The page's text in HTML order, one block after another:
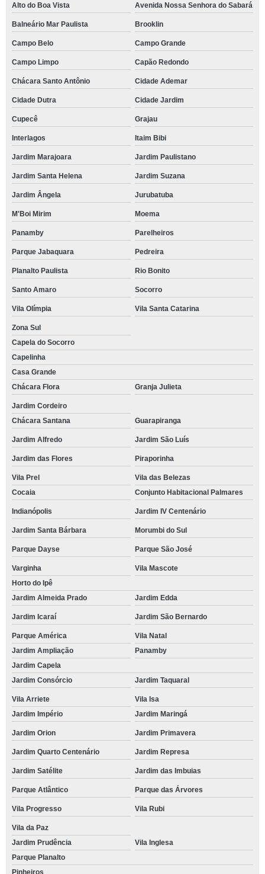
Alto do Boa Vista
Avenida Nossa Senhora do Sabará
Balneário Mar Paulista Brooklin
Campo Belo Campo Grande
Campo Limpo Capão Redondo
Chácara Santo Antônio Cidade Ademar
Cidade Dutra Cidade Jardim
Cupecê Grajau
Interlagos Itaim Bibi
Jardim Marajoara Jardim Paulistano
Jardim Santa Helena Jardim Suzana
Jardim Ângela Jurubatuba
M'Boi Mirim Moema
Panamby Parelheiros
Parque Jabaquara Pedreira
Planalto Paulista Rio Bonito
Santo Amaro Socorro
Vila Olímpia Vila Santa Catarina
Zona Sul
Capela do Socorro
Capelinha
Casa Grande
Chácara Flora
Granja Julieta
Jardim Cordeiro
Chácara Santana
Guarapiranga
Jardim Alfredo Jardim São Luís
Jardim das Flores Piraporinha
Vila Prel
Vila das Belezas
Cocaia
Conjunto Habitacional Palmares
Indianópolis Jardim IV Centenário
Jardim Santa Bárbara Morumbi do Sul
Parque Dayse Parque São José
Varginha
Vila Mascote
Horto do Ipê
Jardim Almeida Prado
Jardim Edda
Jardim Icaraí Jardim São Bernardo
Parque América
Vila Natal
Jardim Ampliação
Panamby
Jardim Capela
Jardim Consórcio
Jardim Taquaral
Vila Arriete
Vila Isa
Jardim Império
Jardim Maringá
Jardim Orion Jardim Primavera
Jardim Quarto Centenário Jardim Represa
Jardim Satélite Jardim das Imbuias
Parque Atlântico Parque das Árvores
Vila Progresso Vila Rubi
Vila da Paz
Jardim Prudência
Vila Inglesa
Parque Planalto
Pinheiros